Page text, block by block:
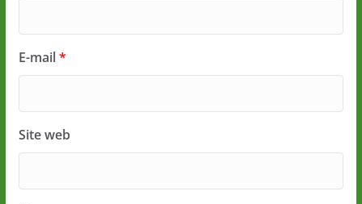
E-mail*
Site web